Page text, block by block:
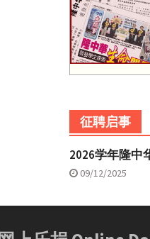
征聘启事
2026学年隆中
09/12/2025